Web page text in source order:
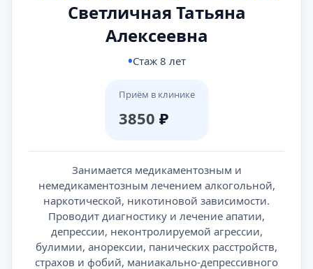
Светличная Татьяна
Алексеевна
Стаж 8 лет
Приём в клинике
3850 ₽
Занимается медикаментозным и
немедикаментозным лечением алкогольной,
наркотической, никотиновой зависимости.
Проводит диагностику и лечение апатии,
депрессии, неконтролируемой агрессии,
булимии, анорексии, панических расстройств,
страхов и фобий, маниакально-депрессивного